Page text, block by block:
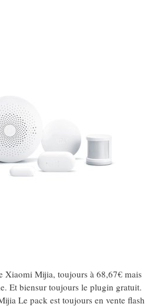
Xiaomi Mijia, toujours à 68,67€ mais
Et biensur toujours le plugin gratuit.
Le pack est toujours en vente flash